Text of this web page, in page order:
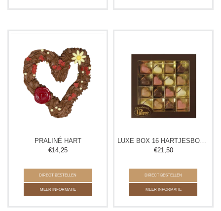
PRALINÉ HART
€14,25
DIRECT BESTELLEN
MEER INFORMATIE
LUXE BOX 16 HARTJESBONBONS
€21,50
DIRECT BESTELLEN
MEER INFORMATIE